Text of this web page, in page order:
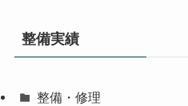
整備実績
整備・修理